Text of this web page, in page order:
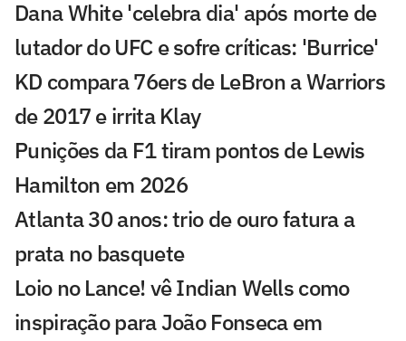
Dana White 'celebra dia' após morte de
lutador do UFC e sofre críticas: 'Burrice'
KD compara 76ers de LeBron a Warriors
de 2017 e irrita Klay
Punições da F1 tiram pontos de Lewis
Hamilton em 2026
Atlanta 30 anos: trio de ouro fatura a
prata no basquete
Loio no Lance! vê Indian Wells como
inspiração para João Fonseca em